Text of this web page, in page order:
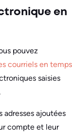
en
pouvez
courriels en temps
saisies
adresses ajoutées
compte et leur